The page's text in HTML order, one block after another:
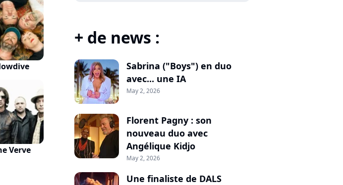
Verve
+ de news :
Sabrina ("Boys") en duo
avec... une IA
May 2, 2026
Florent Pagny : son
nouveau duo avec
Angélique Kidjo
May 2, 2026
Une finaliste de DALS